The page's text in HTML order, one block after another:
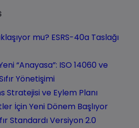
mu? ESRS-40a Taslağı
“Anayasa”: ISO 14060 ve
Yönetişimi
Stratejisi ve Eylem Planı
İçin Yeni Dönem Başlıyor
Standardı Versiyon 2.0